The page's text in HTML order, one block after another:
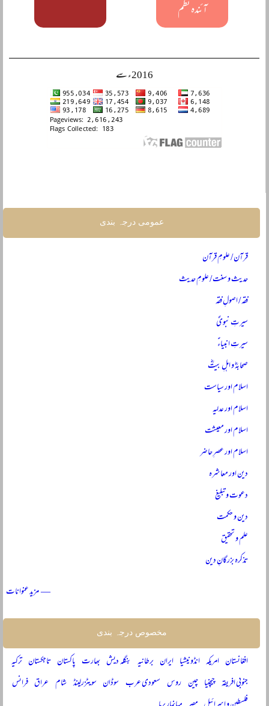
آئندہ نظم
2016ء سے
عمومی درجہ بندی
قرآن / علومِ قرآن
حدیث و سنت / علومِ حدیث
فقہ / اصولِ فقہ
سیرتِ نبویؐ
سیرتِ انبیاءؑ
صحابہؓ و اہلِ بیتؓ
اسلام اور سیاست
اسلام اور عدلیہ
اسلام اور معیشت
اسلام اور عصرِ حاضر
دین اور معاشرہ
دعوت و تبلیغ
دین و حکمت
علم و تحقیق
تذکرہ بزرگانِ دین
— مزید عنوانات
مخصوص درجہ بندی
افغانستان امریکہ انڈونیشیا ایران برطانیہ بنگلہ دیش بھارت پاکستان تاجکستان ترکیہ
جنوبی افریقہ چیچنیا چین روس سعودی عرب سوڈان سویٹزرلینڈ شام عراق فرانس